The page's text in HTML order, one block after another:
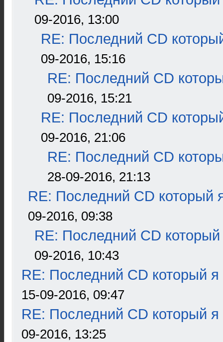
09-2016, 13:00
RE: Последний CD
09-2016, 15:16
RE: Последний CD
09-2016, 15:21
RE: Последний CD
09-2016, 21:06
RE: Последний CD
28-09-2016, 21:13
RE: Последний CD который
09-2016, 09:38
RE: Последний CD который
09-2016, 10:43
RE: Последний CD который я
15-09-2016, 09:47
RE: Последний CD который я
09-2016, 13:25